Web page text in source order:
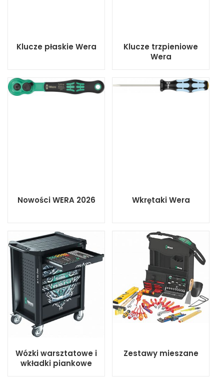
Klucze płaskie Wera
Klucze trzpieniowe
Wera
Nowości WERA 2026 Wkrętaki Wera
Wózki warsztatowe i
wkładki piankowe
Zestawy mieszane